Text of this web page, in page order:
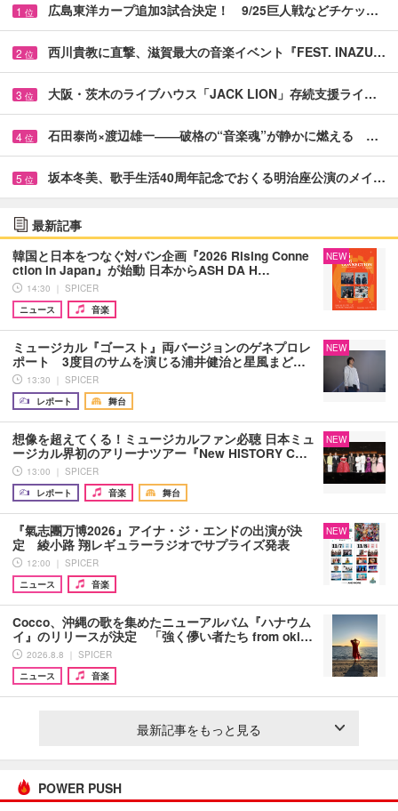
1 位 広島東洋カープ追加3試合決定！ 9/25巨人戦などチケッ…
2 位 西川貴教に直撃、滋賀最大の音楽イベント『FEST. INAZU…
3 位 大阪・茨木のライブハウス「JACK LION」存続支援ライ…
4 位 石田泰尚×渡辺雄一――破格の“音楽魂”が静かに燃える …
5 位 坂本冬美、歌手生活40周年記念でおくる明治座公演のメイ…
最新記事
韓国と日本をつなぐ対バン企画『2026 Rising Conne
ction in Japan』が始動 日本からASH DA H…
14:30 ｜ SPICER
ニュース
音楽
NEW
ミュージカル『ゴースト』両バージョンのゲネプロレ
ポート 3度目のサムを演じる浦井健治と星風まど…
13:30 ｜ SPICER
レポート
舞台
NEW
想像を超えてくる！ミュージカルファン必聴 日本ミュ
ージカル界初のアリーナツアー『New HISTORY C…
13:00 ｜ SPICER
レポート
音楽 舞台
NEW
『氣志團万博2026』アイナ・ジ・エンドの出演が決
定 綾小路 翔レギュラーラジオでサプライズ発表
12:00 ｜ SPICER
ニュース
音楽
NEW
Cocco、沖縄の歌を集めたニューアルバム『ハナウム
イ』のリリースが決定 「強く儚い者たち from oki…
2026.8.8 ｜ SPICER
ニュース
音楽
最新記事をもっと見る
POWER PUSH